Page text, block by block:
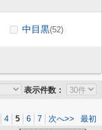
中目黒(52)
表示件数：
4 5 6 7 次へ>> 最初